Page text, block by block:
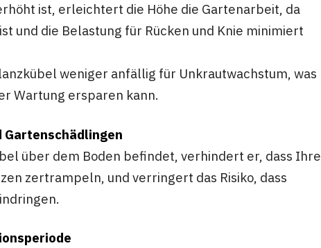
ist, erleichtert die Höhe die Gartenarbeit, da
und die Belastung für Rücken und Knie minimiert
weniger anfällig für Unkrautwachstum, was
Wartung ersparen kann.
Gartenschädlingen
über dem Boden befindet, verhindert er, dass Ihre
zertrampeln, und verringert das Risiko, dass